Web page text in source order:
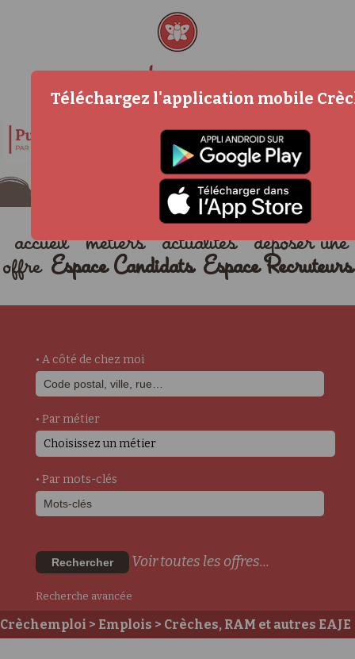
accueil métiers actualités
déposer une
offre Espace Candidats Espace Recruteurs
• A côté de chez moi
• Par métier
Choisissez un métier
• Par mots-clés
Rechercher Voir toutes les offres...
Recherche avancée
Crèchemploi > Emplois > Crèches, RAM et autres EAJE
Téléchargez l'application mobile